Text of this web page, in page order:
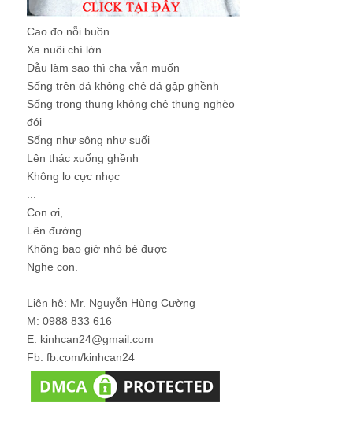
Cao đo nỗi buồn
Xa nuôi chí lớn
Dẫu làm sao thì cha vẫn muốn
Sống trên đá không chê đá gập ghềnh
Sống trong thung không chê thung nghèo
đói
Sống như sông như suối
Lên thác xuống ghềnh
Không lo cực nhọc
Con ơi, ...
Lên đường
Không bao giờ nhỏ bé được
Nghe con.
Liên hệ: Mr. Nguyễn Hùng Cường
M: 0988 833 616
E: kinhcan24@gmail.com
Fb: fb.com/kinhcan24